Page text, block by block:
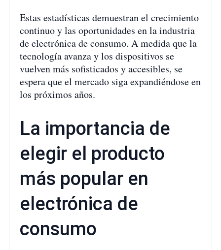
Estas estadísticas demuestran el crecimiento
continuo y las oportunidades en la industria
de electrónica de consumo. A medida que la
tecnología avanza y los dispositivos se
vuelven más sofisticados y accesibles, se
espera que el mercado siga expandiéndose en
los próximos años.
La importancia de
elegir el producto
más popular en
electrónica de
consumo